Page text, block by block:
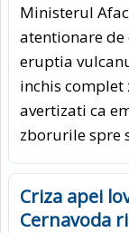
Ministerul
atentionare
eruptia
inchis
avertizati ca
zborurile spre
Criza apei
Cernavoda